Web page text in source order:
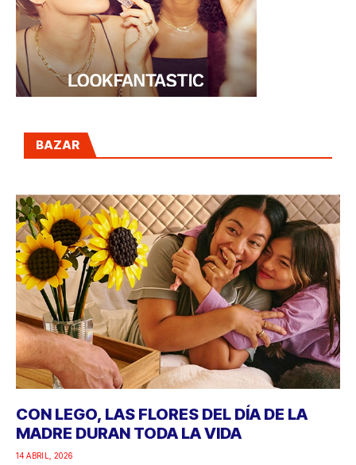
BAZAR
CON LEGO, LAS FLORES DEL DÍA DE LA
MADRE DURAN TODA LA VIDA
14 ABRIL, 2026